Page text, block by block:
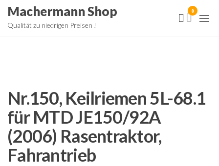
ZumMachermann Shop
Qualität zu niedrigen Preisen !
0
Nr.150, Keilriemen 5L-68.1
für MTD JE150/92A
(2006) Rasentraktor,
Fahrantrieb